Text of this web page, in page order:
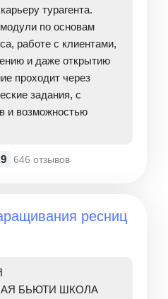
турагента.
по основам
работе с клиентами,
и даже открытию
проходит через
задания, с
и возможностью
646 отзывов
ресниц
БЬЮТИ ШКОЛА